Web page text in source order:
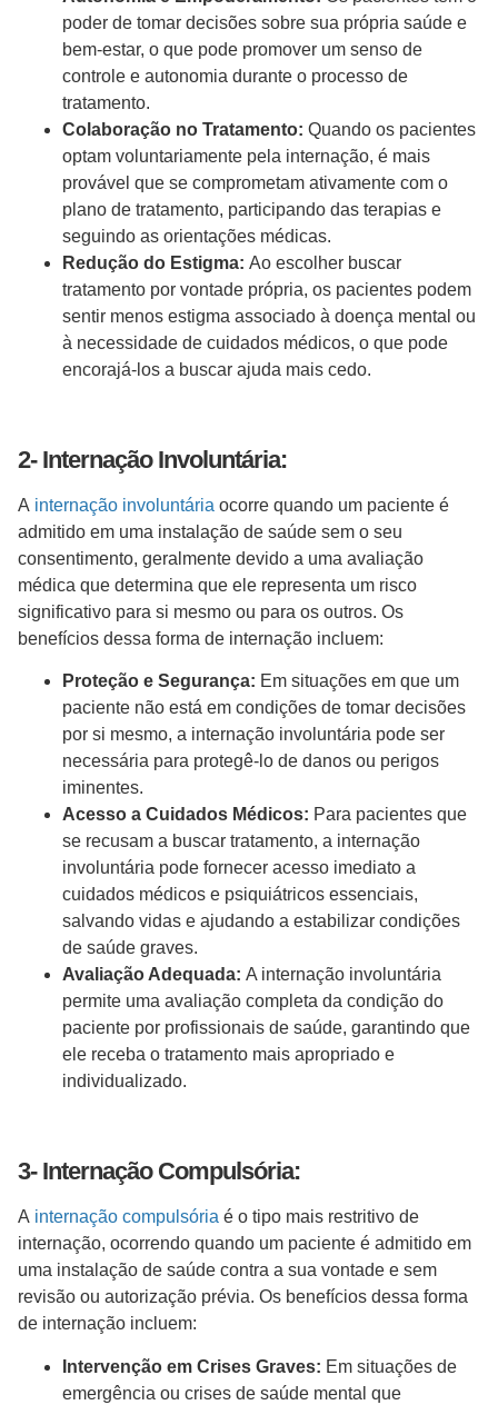
poder de tomar decisões sobre sua própria saúde e
bem-estar, o que pode promover um senso de
controle e autonomia durante o processo de
tratamento.
Colaboração no Tratamento: Quando os pacientes
optam voluntariamente pela internação, é mais
provável que se comprometam ativamente com o
plano de tratamento, participando das terapias e
seguindo as orientações médicas.
Redução do Estigma: Ao escolher buscar
tratamento por vontade própria, os pacientes podem
sentir menos estigma associado à doença mental ou
à necessidade de cuidados médicos, o que pode
encorajá-los a buscar ajuda mais cedo.
2- Internação Involuntária:
A internação involuntária ocorre quando um paciente é
admitido em uma instalação de saúde sem o seu
consentimento, geralmente devido a uma avaliação
médica que determina que ele representa um risco
significativo para si mesmo ou para os outros. Os
benefícios dessa forma de internação incluem:
Proteção e Segurança: Em situações em que um
paciente não está em condições de tomar decisões
por si mesmo, a internação involuntária pode ser
necessária para protegê-lo de danos ou perigos
iminentes.
Acesso a Cuidados Médicos: Para pacientes que
se recusam a buscar tratamento, a internação
involuntária pode fornecer acesso imediato a
cuidados médicos e psiquiátricos essenciais,
salvando vidas e ajudando a estabilizar condições
de saúde graves.
Avaliação Adequada: A internação involuntária
permite uma avaliação completa da condição do
paciente por profissionais de saúde, garantindo que
ele receba o tratamento mais apropriado e
individualizado.
3- Internação Compulsória:
A internação compulsória é o tipo mais restritivo de
internação, ocorrendo quando um paciente é admitido em
uma instalação de saúde contra a sua vontade e sem
revisão ou autorização prévia. Os benefícios dessa forma
de internação incluem:
Intervenção em Crises Graves: Em situações de
emergência ou crises de saúde mental que